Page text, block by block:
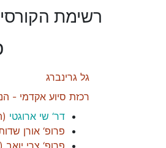
רשימת
גל גרינברג
רכזת סיוע אקדמי -
דר‘ שי ארוגטי (
פרופ‘ אורן
פרופ‘ צרי יואב(